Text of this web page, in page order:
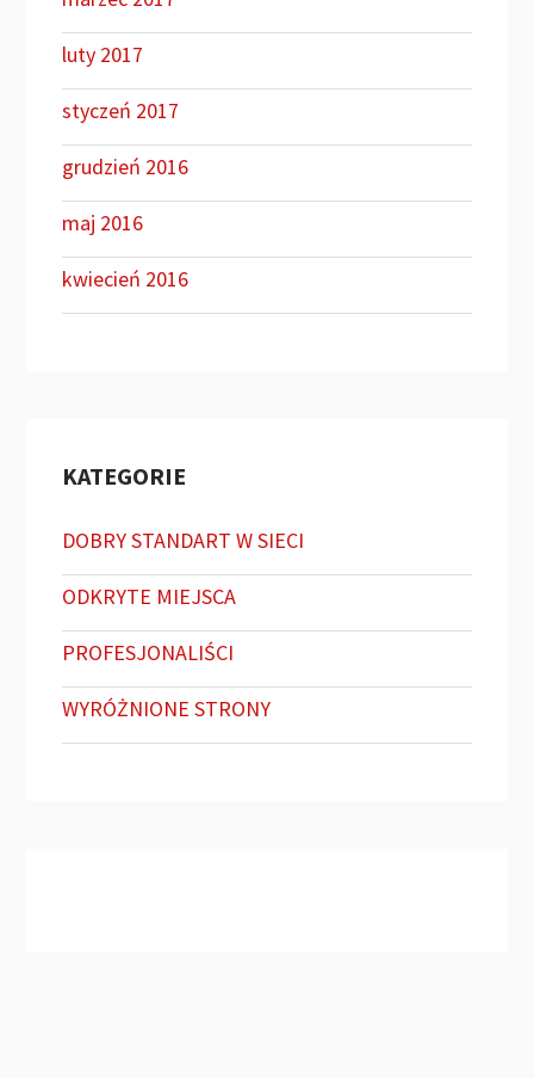
luty 2017
styczeń 2017
grudzień 2016
maj 2016
kwiecień 2016
KATEGORIE
DOBRY STANDART W SIECI
ODKRYTE MIEJSCA
PROFESJONALIŚCI
WYRÓŻNIONE STRONY